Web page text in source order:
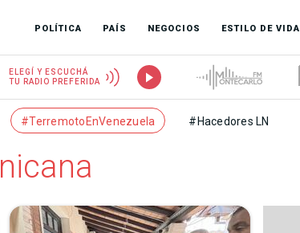
POLÍTICA PAÍS NEGOCIOS ESTILO DE VIDA
ELEGÍ Y ESCUCHÁ
TU RADIO PREFERIDA
#TerremotoEnVenezuela #Hacedores LN